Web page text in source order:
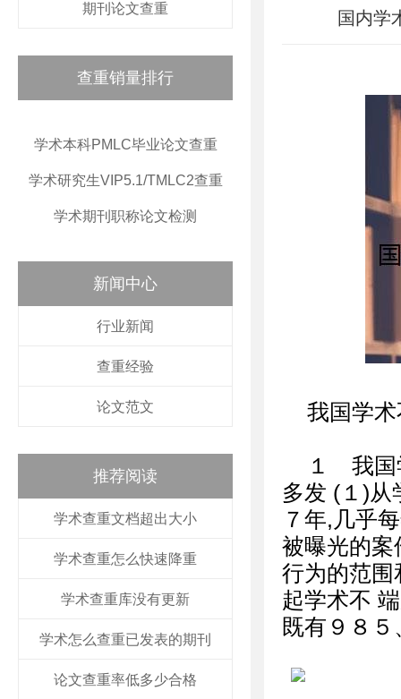
期刊论文查重
查重销量排行
学术本科PMLC毕业论文查重
学术研究生VIP5.1/TMLC2查重
学术期刊职称论文检测
新闻中心
行业新闻
查重经验
论文范文
推荐阅读
学术查重文档超出大小
学术查重怎么快速降重
学术查重库没有更新
学术怎么查重已发表的期刊
论文查重率低多少合格
国内学
我国学
１ 我国
多发 (１)从
７年,几乎
被曝光的案
行为的范围
起学术不
既有９８